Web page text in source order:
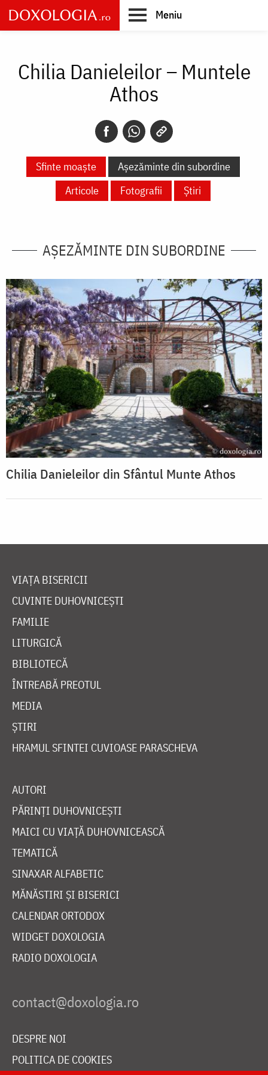
Skip
to
main
Meniu
Chilia Danieleilor – Muntele
Athos
Sfinte moaște
Așezăminte din subordine
Articole
Fotografii Știri
AȘEZĂMINTE DIN SUBORDINE
Chilia Danieleilor din Sfântul Munte Athos
VIAȚA BISERICII
CUVINTE DUHOVNICEȘTI
FAMILIE
LITURGICĂ
BIBLIOTECĂ
ÎNTREABĂ PREOTUL
MEDIA
ȘTIRI
HRAMUL SFINTEI CUVIOASE PARASCHEVA
AUTORI
PĂRINȚI DUHOVNICEȘTI
MAICI CU VIAȚĂ DUHOVNICEASCĂ
TEMATICĂ
SINAXAR ALFABETIC
MĂNĂSTIRI ȘI BISERICI
CALENDAR ORTODOX
WIDGET DOXOLOGIA
RADIO DOXOLOGIA
DESPRE NOI
POLITICA DE COOKIES